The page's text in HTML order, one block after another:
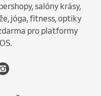
salóny krásy,
jóga, fitness, optiky
pro platformy